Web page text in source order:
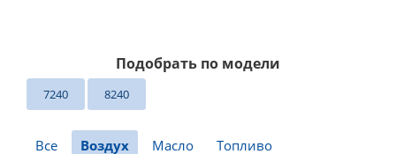
Подобрать по модели
7240 8240
Все Воздух Масло
Топливо